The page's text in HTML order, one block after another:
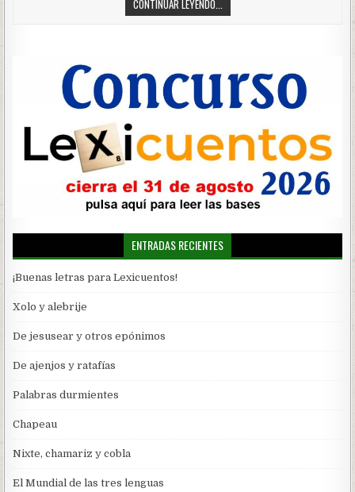
CONTINUAR LEYENDO...
ENTRADAS RECIENTES
¡Buenas letras para Lexicuentos!
Xolo y alebrije
De jesusear y otros epónimos
De ajenjos y ratafías
Palabras durmientes
Chapeau
Nixte, chamariz y cobla
El Mundial de las tres lenguas